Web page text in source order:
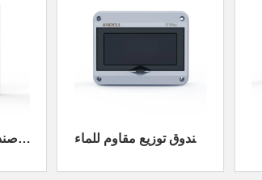
صندوق توزيع مقاوم للماء
HT-8Ways